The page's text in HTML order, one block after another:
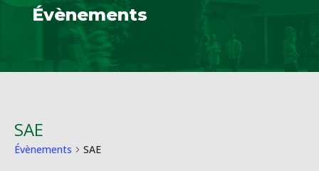
Évènements
SAE
Évènements SAE